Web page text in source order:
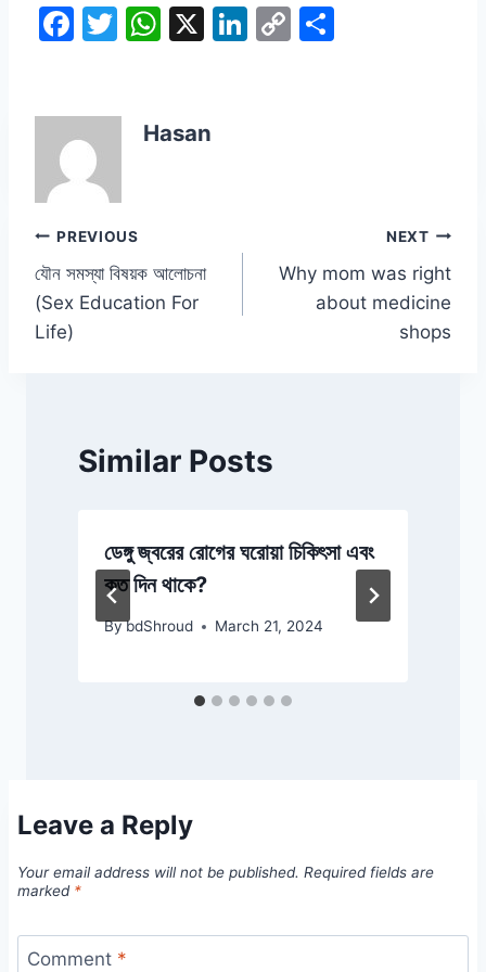
F
e
b
o
o
k
T
er
W
s
X
Li C
Hasan
Post
navigation
PREVIOUS
যৌন সমস্যা বিষয়ক আলোচনা
(Sex Education For
Life)
NEXT
Why mom was right
about medicine
shops
Similar Posts
ডেঙ্গু জ্বরের রোগের ঘরোয়া চিকিৎসা এবং
কত দিন থাকে?
BybdShroud March 21, 2024
Leave a Reply
Your email address will not be published. Required fields are
marked *
Comment *